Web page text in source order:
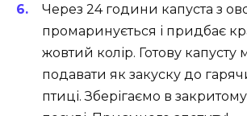
Через 24 години капуста з
промаринується і придбає
жовтий колір. Готову капусту
подавати як закуску до
птиці. Зберігаємо в